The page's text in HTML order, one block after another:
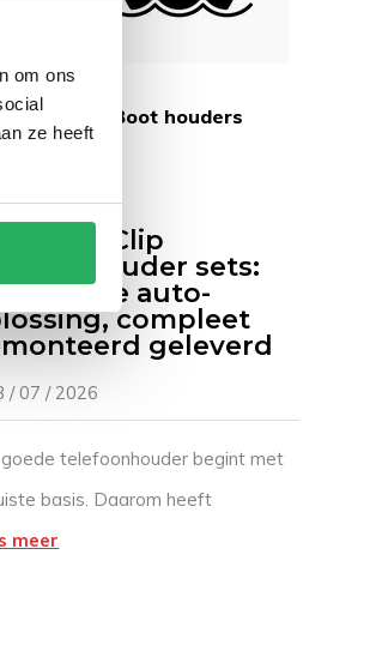
om ons
ze heeft
Boot houders
ProClip
sets:
perfecte auto-
compleet
geleverd
/ 07 / 2026
goede telefoonhouder begint met
basis. Daarom heeft
de Emounts ontwikkeld:
meer